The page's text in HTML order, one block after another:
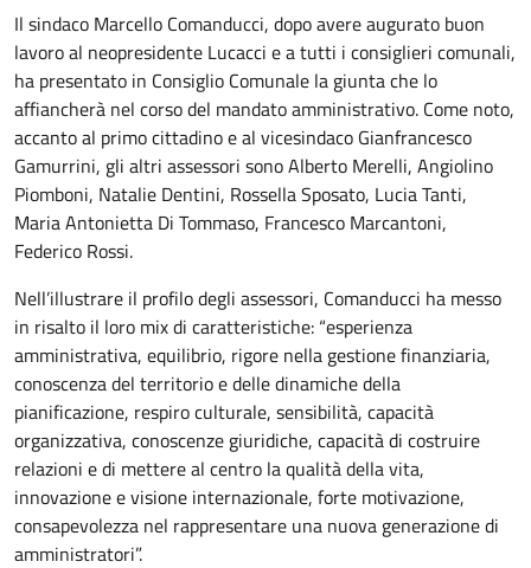
Il sindaco Marcello Comanducci, dopo avere augurato buon
lavoro al neopresidente Lucacci e a tutti i consiglieri comunali,
ha presentato in Consiglio Comunale la giunta che lo
affiancherà nel corso del mandato amministrativo. Come noto,
accanto al primo cittadino e al vicesindaco Gianfrancesco
Gamurrini, gli altri assessori sono Alberto Merelli, Angiolino
Piomboni, Natalie Dentini, Rossella Sposato, Lucia Tanti,
Maria Antonietta Di Tommaso, Francesco Marcantoni,
Federico Rossi.
Nell’illustrare il profilo degli assessori, Comanducci ha messo
in risalto il loro mix di caratteristiche: “esperienza
amministrativa, equilibrio, rigore nella gestione finanziaria,
conoscenza del territorio e delle dinamiche della
pianificazione, respiro culturale, sensibilità, capacità
organizzativa, conoscenze giuridiche, capacità di costruire
relazioni e di mettere al centro la qualità della vita,
innovazione e visione internazionale, forte motivazione,
consapevolezza nel rappresentare una nuova generazione di
amministratori”.